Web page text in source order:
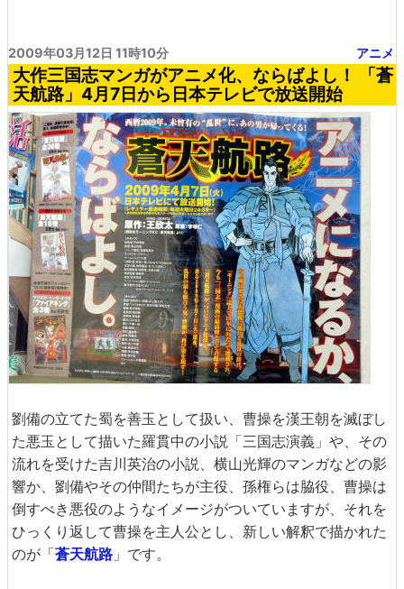
2009年03月12日 11時10分 アニメ
大作三国志マンガがアニメ化、ならばよし！ 「蒼
天航路」4月7日から日本テレビで放送開始
劉備の立てた蜀を善玉として扱い、曹操を漢王朝を滅ぼし
た悪玉として描いた羅貫中の小説「三国志演義」や、その
流れを受けた吉川英治の小説、横山光輝のマンガなどの影
響か、劉備やその仲間たちが主役、孫権らは脇役、曹操は
倒すべき悪役のようなイメージがついていますが、それを
ひっくり返して曹操を主人公とし、新しい解釈で描かれた
のが「蒼天航路 」です。